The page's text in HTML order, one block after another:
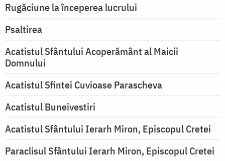
Rugăciune la începerea lucrului
Psaltirea
Acatistul Sfântului Acoperământ al Maicii
Domnului
Acatistul Sfintei Cuvioase Parascheva
Acatistul Buneivestiri
Acatistul Sfântului Ierarh Miron, Episcopul Cretei
Paraclisul Sfântului Ierarh Miron, Episcopul Cretei